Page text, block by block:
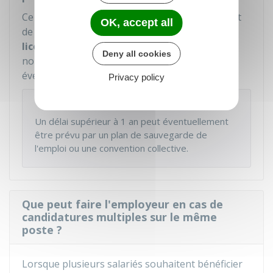
Ce délai démarre à la date de rupture du contrat
de travail, c'est-à-dire à la
fin du préavis de
licenciement,
peu importe qu'il soit réalisé ou
non, ou à la
fin du congé de reclassement
éventuel.
Un délai supérieur à 1 an peut éventuellement
être prévu par un plan de sauvegarde de
l'emploi ou une convention collective.
Que peut faire l'employeur en cas de
candidatures multiples sur le même
poste ?
Lorsque plusieurs salariés souhaitent bénéficier
OK, accept all
Deny all cookies
Privacy policy